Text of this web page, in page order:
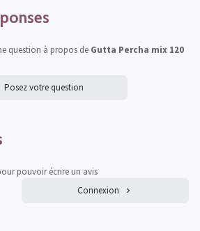
question à propos de Gutta Percha mix 120
Posez votre question
pouvoir écrire un avis
Connexion